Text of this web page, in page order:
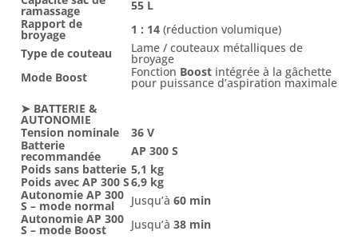
ramassage
55 L
Rapport de
broyage 1 : 14 (réduction volumique)
Type de couteau
Lame / couteaux métalliques de
broyage
Mode Boost
Fonction Boost intégrée à la gâchette
pour puissance d’aspiration maximale
➤ BATTERIE &
AUTONOMIE
Tension nominale
36 V
Batterie
recommandée
AP 300 S
Poids sans batterie 5,1 kg
Poids avec AP 300 S6,9 kg
Autonomie AP 300
S – mode normal Jusqu’à 60 min
Autonomie AP 300
S – mode Boost Jusqu’à 38 min